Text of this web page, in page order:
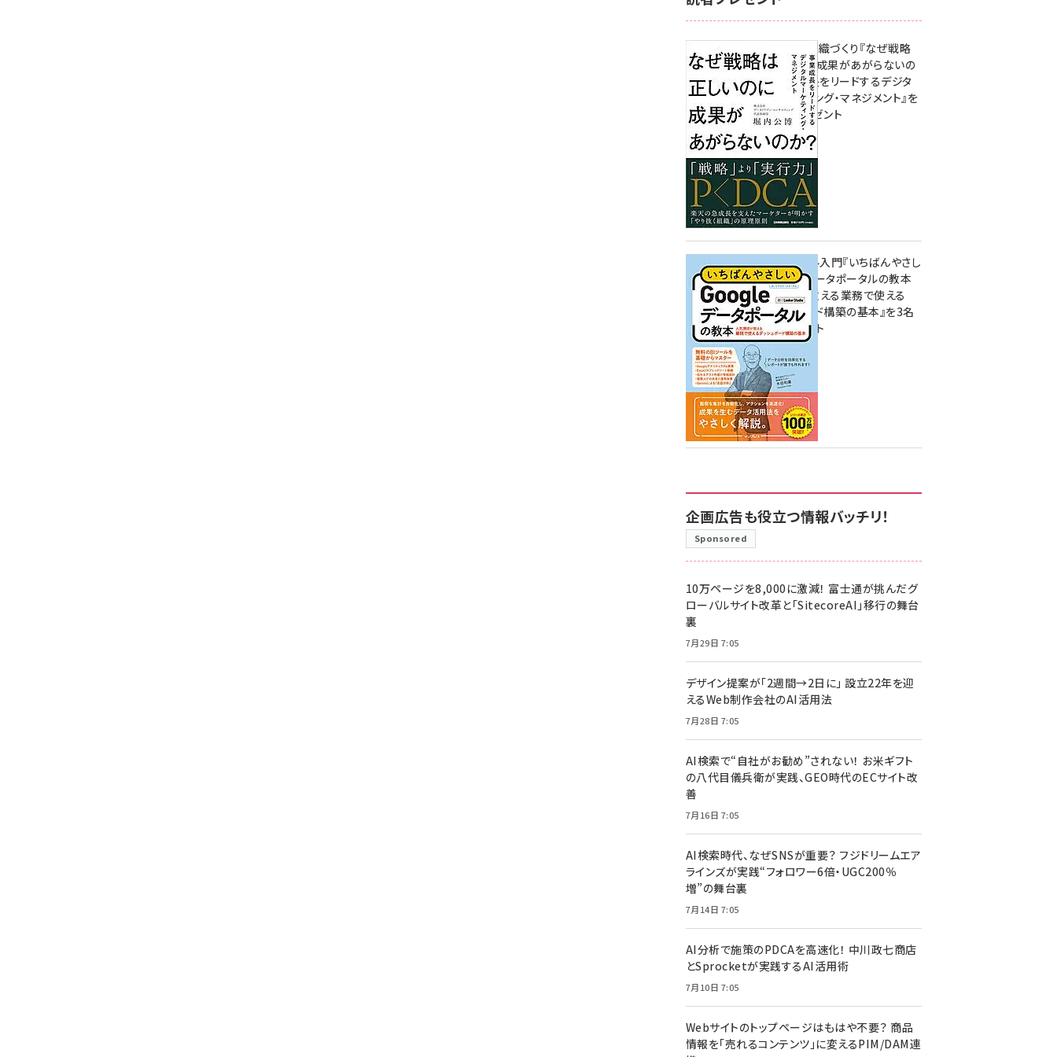
成果を生む組織づくり『なぜ戦略
は正しいのに成果があがらないの
か？ 事業成長をリードするデジタ
ルマーケティング・マネジメント』を
3名様にプレゼント
10:00
無料BIツール入門『いちばんやさし
いGoogleデータポータルの教本
人気講師が教える業務で使える
ダッシュボード構築の基本』を3名
様にプレゼント
7月31日 10:00
企画広告も役立つ情報バッチリ！
Sponsored
10万ページを8,000に激減！ 富士通が挑んだグ
ローバルサイト改革と「SitecoreAI」移行の舞台
裏
7月29日 7:05
デザイン提案が「2週間→2日に」 設立22年を迎
えるWeb制作会社のAI活用法
7月28日 7:05
AI検索で“自社がお勧め”されない！ お米ギフト
の八代目儀兵衛が実践、GEO時代のECサイト改
善
7月16日 7:05
AI検索時代、なぜSNSが重要？ フジドリームエア
ラインズが実践“フォロワー6倍・UGC200％
増”の舞台裏
7月14日 7:05
AI分析で施策のPDCAを高速化！ 中川政七商店
とSprocketが実践するAI活用術
7月10日 7:05
Webサイトのトップページはもはや不要？ 商品
情報を「売れるコンテンツ」に変えるPIM/DAM連